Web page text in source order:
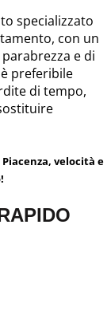
specializzato
con un
e di
preferibile
di tempo,
Piacenza, velocità e